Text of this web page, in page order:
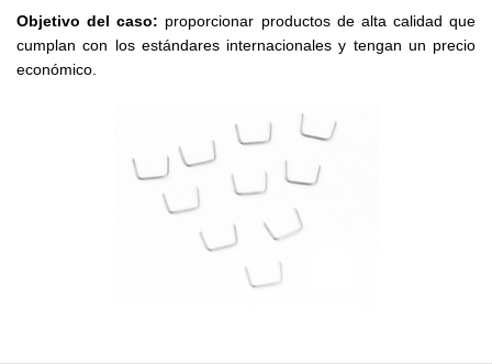
Objetivo del caso: proporcionar productos de alta calidad que
cumplan con los estándares internacionales y tengan un precio
económico.